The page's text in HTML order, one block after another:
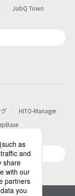
JobQ Town
HITO-Manager